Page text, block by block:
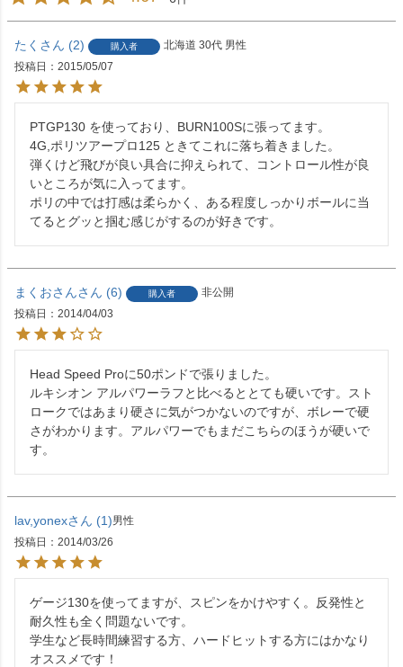
たく 2 購入者 北海道 30代 男性
投稿日
2015/05/07
PTGP130 を使っており、BURN100Sに張ってます。
4G,ポリツアープロ125 ときてこれに落ち着きました。
弾くけど飛びが良い具合に抑えられて、コントロール性が良
いところが気に入ってます。
ポリの中では打感は柔らかく、ある程度しっかりボールに当
てるとグッと掴む感じがするのが好きです。
まくおさん 6 購入者
非公開
投稿日
2014/04/03
Head Speed Proに50ポンドで張りました。
ルキシオン アルパワーラフと比べるととても硬いです。スト
ロークではあまり硬さに気がつかないのですが、ボレーで硬
さがわかります。アルパワーでもまだこちらのほうが硬いで
す。
lav,yonex 1
男性
投稿日
2014/03/26
ゲージ130を使ってますが、スピンをかけやすく。反発性と
耐久性も全く問題ないです。
学生など長時間練習する方、ハードヒットする方にはかなり
オススメです！